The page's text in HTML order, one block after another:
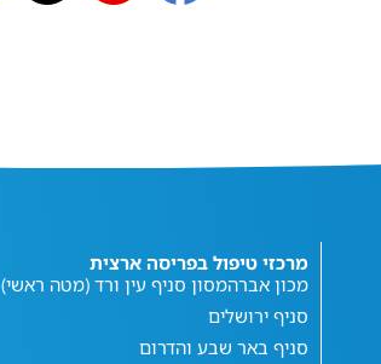
מרכזי טיפול בפריסה ארצית
מכון אברהמסון סניף עין ורד (מטה ראשי)
סניף ירושלים
סניף באר שבע והדרום